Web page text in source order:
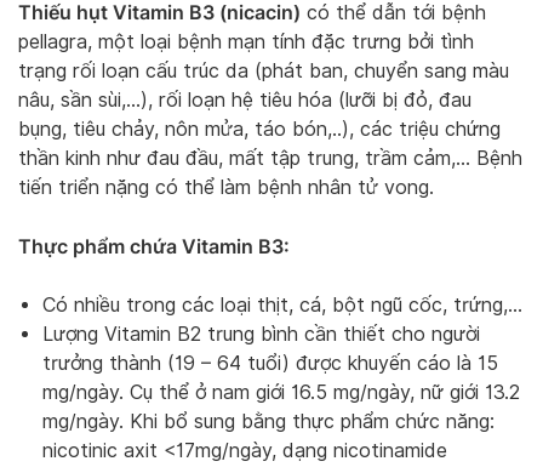
Thiếu hụt Vitamin B3 (nicacin) có thể dẫn tới bệnh
pellagra, một loại bệnh mạn tính đặc trưng bởi tình
trạng rối loạn cấu trúc da (phát ban, chuyển sang màu
nâu, sần sùi,…), rối loạn hệ tiêu hóa (lưỡi bị đỏ, đau
bụng, tiêu chảy, nôn mửa, táo bón,..), các triệu chứng
thần kinh như đau đầu, mất tập trung, trầm cảm,… Bệnh
tiến triển nặng có thể làm bệnh nhân tử vong.
Thực phẩm chứa Vitamin B3:
Có nhiều trong các loại thịt, cá, bột ngũ cốc, trứng,…
Lượng Vitamin B2 trung bình cần thiết cho người
trưởng thành (19 – 64 tuổi) được khuyến cáo là 15
mg/ngày. Cụ thể ở nam giới 16.5 mg/ngày, nữ giới 13.2
mg/ngày. Khi bổ sung bằng thực phẩm chức năng:
nicotinic axit <17mg/ngày, dạng nicotinamide